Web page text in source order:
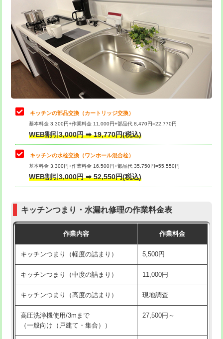
給水管工事※（バンド止め) 3,300円
給水管工事※（支持金具設置) 5,500円
給水管工事※（保温材使用（バンド止
め込み）)
5,500円
給水管工事※（土の掘削・埋め戻し作
11,000円
給水管工事※（塩ビ管（VP・HI）使
用/3ｍまで)
給水管工事※（塩ビ管（VP・HI）使
用（追加）/3ｍ超え)
給水管工事※（ライニング鋼管・銅
管・ポリ管・HT管使用/3ｍまで)
44,000円
管・ポリ管・HT管使用/3ｍ超え)
排水管工事（土の掘削・埋め戻し作
11,000円~
排水管工事（排水管工事/3ｍまで） 55,000円
排水管工事（追加 排水管工事/3ｍ超
+11,000円
マス交換（土の掘削・埋め戻し作業）
マス交換（深さ50㎝未満）
追加トーラー機使用/3m超え +3,300円
カメラ調査 33,000円
桝清掃 8,800円
止水・漏水調査・防水処理・清掃・修
理・調整・分解・加工など（軽作業）
11,000円
止水・漏水調査・防水処理・清掃・修
理・調整・分解・加工など（中作業）
22,000円
止水・漏水調査・防水処理・清掃・修
理・調整・分解・加工など（重作業）
33,000円
お風呂タンク脱着
その他部品の脱着
式・ワンホール）)
交換・取付(排水栓・排水トラップ
22,000円+材料費
持込商品取付（単水栓）
キッチンの部品交換（カートリッジ交換）
基本料金 3,300円+作業料金 11,000円+部品代 8,470円=22,770円
WEB割引3,000円 ➡ 19,770円(税込)
キッチンの水栓交換（ワンホール混合栓）
基本料金 3,300円+作業料金 16,500円+部品代 35,750円=55,550円
WEB割引3,000円 ➡ 52,550円(税込)
キッチンつまり・水漏れ修理の作業料金表
作業内容 作業料金
キッチンつまり（軽度の詰まり） 5,500円
キッチンつまり（中度の詰まり） 11,000円
キッチンつまり（高度の詰まり） 現地調査
高圧洗浄機使用/3mまで
（一般向け（戸建て・集合））
27,500円～